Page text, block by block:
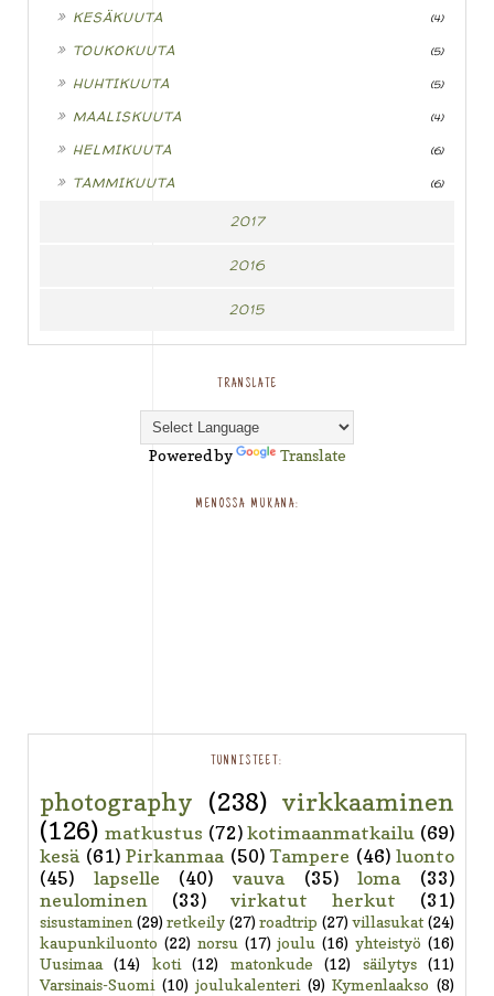
KESÄKUUTA (4)
TOUKOKUUTA (5)
HUHTIKUUTA (5)
MAALISKUUTA (4)
HELMIKUUTA (6)
TAMMIKUUTA (6)
2017
2016
2015
TRANSLATE
Powered by Translate
MENOSSA MUKANA:
TUNNISTEET:
photography (238) virkkaaminen
(126) matkustus (72) kotimaanmatkailu (69)
kesä (61) Pirkanmaa (50) Tampere (46) luonto
(45)
lapselle (40) vauva (35) loma
(33)
neulominen
(33) virkatut herkut (31)
sisustaminen (29) retkeily (27) roadtrip (27) villasukat (24)
kaupunkiluonto (22) norsu (17) joulu (16) yhteistyö (16)
Uusimaa
(14) koti (12) matonkude (12) säilytys
(11)
Varsinais-Suomi (10) joulukalenteri (9) Kymenlaakso (8)